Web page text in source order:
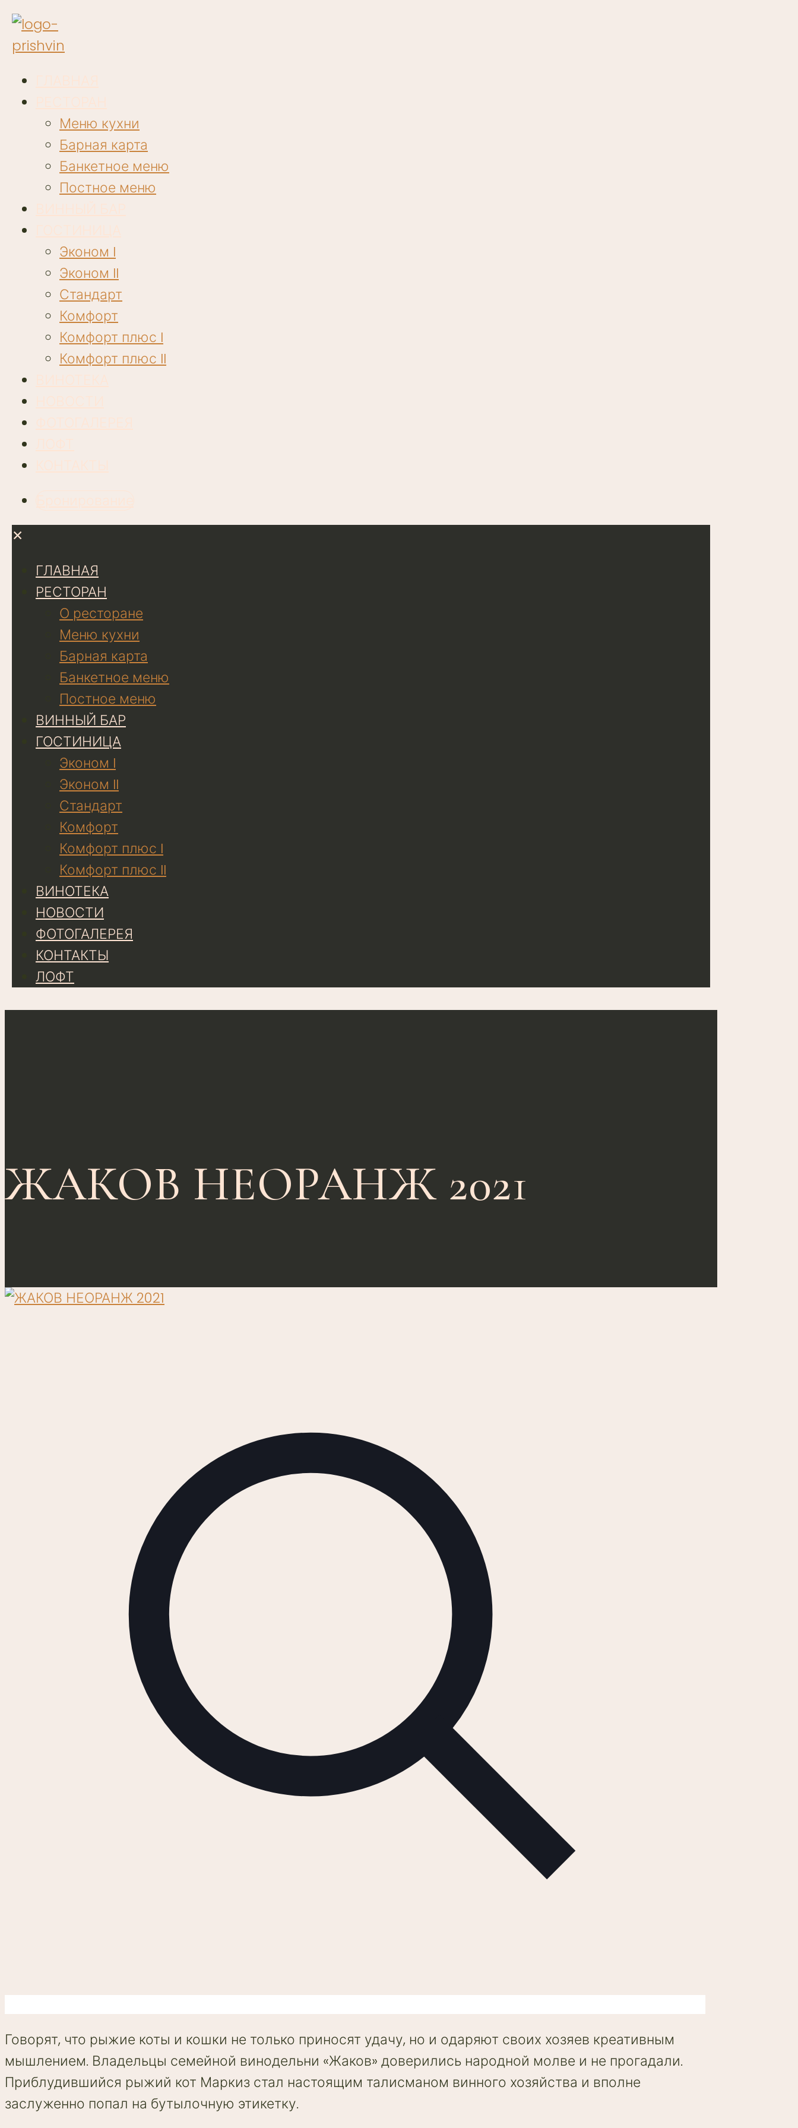
Меню кухни
Барная карта
Банкетное меню
Постное меню
Эконом I
Эконом II
Стандарт
Комфорт
Комфорт плюс I
Комфорт плюс II
✕
ГЛАВНАЯ
РЕСТОРАН
О ресторане
Меню кухни
Барная карта
Банкетное меню
Постное меню
ВИННЫЙ БАР
ГОСТИНИЦА
Эконом I
Эконом II
Стандарт
Комфорт
Комфорт плюс I
Комфорт плюс II
ВИНОТЕКА
НОВОСТИ
ФОТОГАЛЕРЕЯ
КОНТАКТЫ
ЛОФТ
ЖАКОВ НЕОРАНЖ 2021
Говорят, что рыжие коты и кошки не только приносят удачу, но и одаряют своих хозяев креативным
мышлением. Владельцы семейной винодельни «Жаков» доверились народной молве и не прогадали.
Приблудившийся рыжий кот Маркиз стал настоящим талисманом винного хозяйства и вполне
заслуженно попал на бутылочную этикетку.